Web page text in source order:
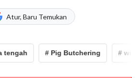
Atur, Baru Temukan
# Pig Butchering # wna